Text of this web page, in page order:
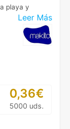
Leer Más
playa y
0,36€
5000 uds.